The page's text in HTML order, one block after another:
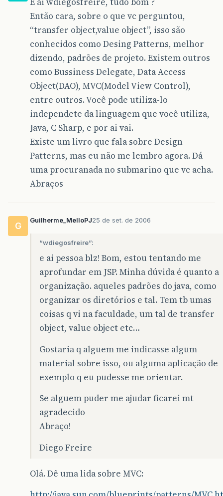
Então cara, sobre o que vc perguntou,
“transfer object,value object”, isso são
conhecidos como Desing Patterns, melhor
dizendo, padrões de projeto. Existem outros
como Bussiness Delegate, Data Access
Object(DAO), MVC(Model View Control),
entre outros. Você pode utiliza-lo
independete da linguagem que você utiliza,
Java, C Sharp, e por ai vai.
Existe um livro que fala sobre Design
Patterns, mas eu não me lembro agora. Dá
uma procuranada no submarino que vc acha.
Abraços
G
Guilherme_MelloPJ25 de set. de 2006
“wdiegosfreire”:
e ai pessoa blz! Bom, estou tentando me
aprofundar em JSP. Minha dúvida é quanto a
organização. aqueles padrões do java, como
organizar os diretórios e tal. Tem tb umas
coisas q vi na faculdade, um tal de transfer
object, value object etc…
Gostaria q alguem me indicasse algum
material sobre isso, ou alguma aplicação de
exemplo q eu pudesse me orientar.
Se alguem puder me ajudar ficarei mt
agradecido
Abraço!
Diego Freire
Olá. Dê uma lida sobre MVC: